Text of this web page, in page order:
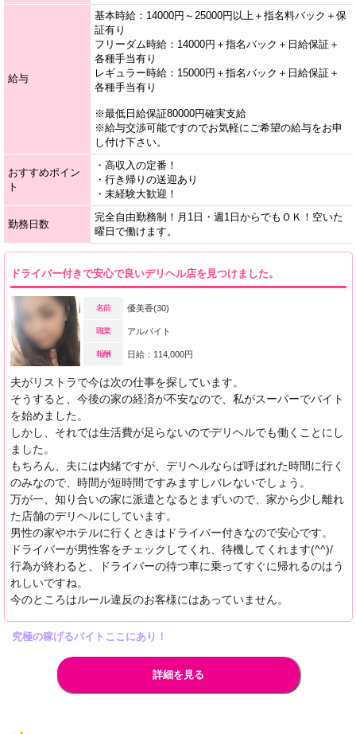
給与
基本時給：14000円～25000円以上＋指名料バック＋保
証有り
フリーダム時給：14000円＋指名バック＋日給保証＋
各種手当有り
レギュラー時給：15000円＋指名バック＋日給保証＋
各種手当有り
※最低日給保証80000円確実支給
※給与交渉可能ですのでお気軽にご希望の給与をお申
し付け下さい。
おすすめポイン
ト
・高収入の定番！
・行き帰りの送迎あり
・未経験大歓迎！
勤務日数
完全自由勤務制！月1日・週1日からでもＯＫ！空いた
曜日で働けます。
ドライバー付きで安心で良いデリヘル店を見つけました。
名前 優美香(30)
職業 アルバイト
報酬 日給：114,000円
夫がリストラで今は次の仕事を探しています。
そうすると、今後の家の経済が不安なので、私がスーパーでバイト
を始めました。
しかし、それでは生活費が足らないのでデリヘルでも働くことにし
ました。
もちろん、夫には内緒ですが、デリヘルならば呼ばれた時間に行く
のみなので、時間が短時間ですみますしバレないでしょう。
万が一、知り合いの家に派遣となるとまずいので、家から少し離れ
た店舗のデリヘルにしています。
男性の家やホテルに行くときはドライバー付きなので安心です。
ドライバーが男性客をチェックしてくれ、待機してくれます(^^)/
行為が終わると、ドライバーの待つ車に乗ってすぐに帰れるのはう
れしいですね。
今のところはルール違反のお客様にはあっていません。
究極の稼げるバイトここにあり！
詳細を見る